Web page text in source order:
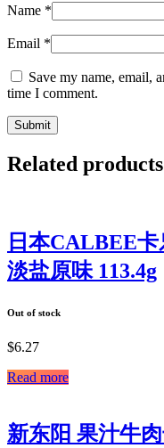
Name *
Email *
Save my name, email,
time I comment.
Related products
日本CALBEE
淡盐原味 113.4g
Out of stock
$6.27
Read more
新东阳 果汁牛